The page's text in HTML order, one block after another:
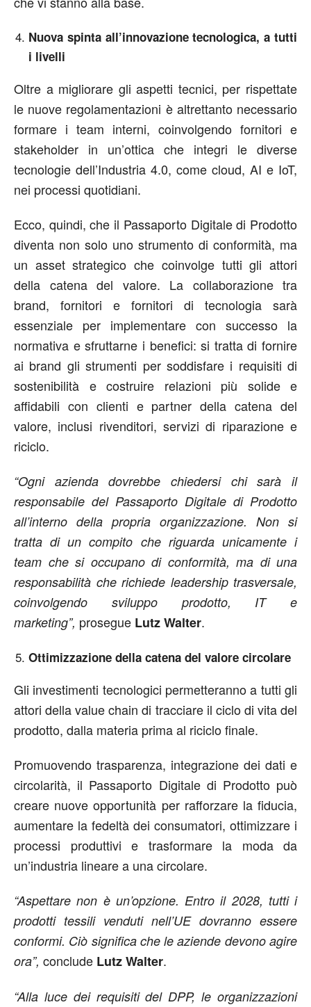
Nuova spinta all’innovazione tecnologica, a tutti
i livelli
Oltre a migliorare gli aspetti tecnici, per rispettate
le nuove regolamentazioni è altrettanto necessario
formare i team interni, coinvolgendo fornitori e
stakeholder in un’ottica che integri le diverse
tecnologie dell’Industria 4.0, come cloud, AI e IoT,
nei processi quotidiani.
Ecco, quindi, che il Passaporto Digitale di Prodotto
diventa non solo uno strumento di conformità, ma
un asset strategico che coinvolge tutti gli attori
della catena del valore. La collaborazione tra
brand, fornitori e fornitori di tecnologia sarà
essenziale per implementare con successo la
normativa e sfruttarne i benefici: si tratta di fornire
ai brand gli strumenti per soddisfare i requisiti di
sostenibilità e costruire relazioni più solide e
affidabili con clienti e partner della catena del
valore, inclusi rivenditori, servizi di riparazione e
riciclo.
“Ogni azienda dovrebbe chiedersi chi sarà il
responsabile del Passaporto Digitale di Prodotto
all’interno della propria organizzazione. Non si
tratta di un compito che riguarda unicamente i
team che si occupano di conformità, ma di una
responsabilità che richiede leadership trasversale,
coinvolgendo sviluppo prodotto, IT e
marketing”, prosegue Lutz Walter.
Ottimizzazione della catena del valore circolare
Gli investimenti tecnologici permetteranno a tutti gli
attori della value chain di tracciare il ciclo di vita del
prodotto, dalla materia prima al riciclo finale.
Promuovendo trasparenza, integrazione dei dati e
circolarità, il Passaporto Digitale di Prodotto può
creare nuove opportunità per rafforzare la fiducia,
aumentare la fedeltà dei consumatori, ottimizzare i
processi produttivi e trasformare la moda da
un’industria lineare a una circolare.
“Aspettare non è un’opzione. Entro il 2028, tutti i
prodotti tessili venduti nell’UE dovranno essere
conformi. Ciò significa che le aziende devono agire
ora”, conclude Lutz Walter.
“Alla luce dei requisiti del DPP, le organizzazioni